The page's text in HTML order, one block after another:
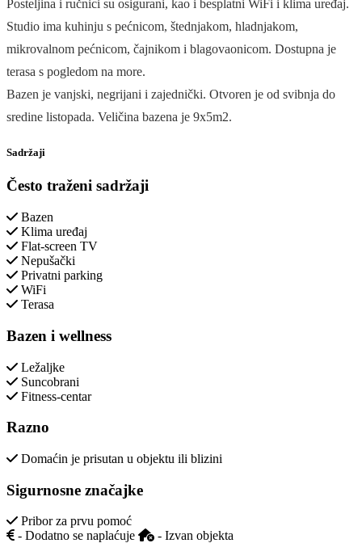
Posteljina i ručnici su osigurani, kao i besplatni WiFi i klima uređaj.
Studio ima kuhinju s pećnicom, štednjakom, hladnjakom,
mikrovalnom pećnicom, čajnikom i blagovaonicom. Dostupna je
terasa s pogledom na more.
Bazen je vanjski, negrijani i zajednički. Otvoren je od svibnja do
sredine listopada. Veličina bazena je 9x5m2.
Sadržaji
Često traženi sadržaji
Bazen
Klima uređaj
Flat-screen TV
Nepušački
Privatni parking
WiFi
Terasa
Bazen i wellness
Ležaljke
Suncobrani
Fitness-centar
Razno
Domaćin je prisutan u objektu ili blizini
Sigurnosne značajke
Pribor za prvu pomoć
- Dodatno se naplaćuje
- Izvan objekta